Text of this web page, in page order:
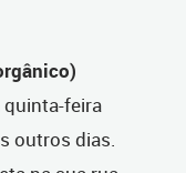
quinta-feira
outros dias.